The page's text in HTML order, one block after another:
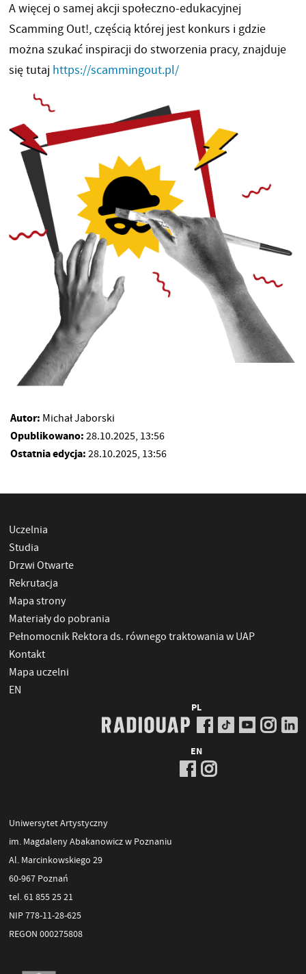
A więcej o samej akcji społeczno-edukacyjnej
Scamming Out!, częścią której jest konkurs i gdzie
można szukać inspiracji do stworzenia pracy, znajduje
się tutaj https://scammingout.pl/
Autor: Michał Jaborski
Opublikowano: 28.10.2025, 13:56
Ostatnia edycja: 28.10.2025, 13:56
Uczelnia
Studia
Drzwi Otwarte
Rekrutacja
Mapa strony
Materiały do pobrania
Pełnomocnik Rektora ds. równego traktowania w UAP
Kontakt
Mapa uczelni
EN
PL
EN
Uniwersytet Artystyczny
im. Magdaleny Abakanowicz w Poznaniu
Al. Marcinkowskiego 29
60-967 Poznań
tel. 61 855 25 21
NIP 778-11-28-625
REGON 000275808